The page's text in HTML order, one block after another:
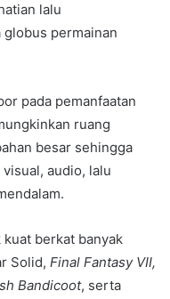
lalu
globus permainan
pada pemanfaatan
ruang
besar sehingga
audio, lalu
berkat banyak
Solid, Final Fantasy VII,
Bandicoot, serta